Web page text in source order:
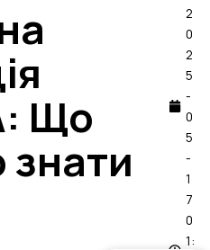
Що
знати
2
0
2
5
-
0
5
-
1
7
0
1: